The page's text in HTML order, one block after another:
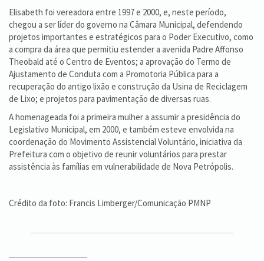
Elisabeth foi vereadora entre 1997 e 2000, e, neste período,
chegou a ser líder do governo na Câmara Municipal, defendendo
projetos importantes e estratégicos para o Poder Executivo, como
a compra da área que permitiu estender a avenida Padre Affonso
Theobald até o Centro de Eventos; a aprovação do Termo de
Ajustamento de Conduta com a Promotoria Pública para a
recuperação do antigo lixão e construção da Usina de Reciclagem
de Lixo; e projetos para pavimentação de diversas ruas.
A homenageada foi a primeira mulher a assumir a presidência do
Legislativo Municipal, em 2000, e também esteve envolvida na
coordenação do Movimento Assistencial Voluntário, iniciativa da
Prefeitura com o objetivo de reunir voluntários para prestar
assistência às famílias em vulnerabilidade de Nova Petrópolis.
Crédito da foto: Francis Limberger/Comunicação PMNP